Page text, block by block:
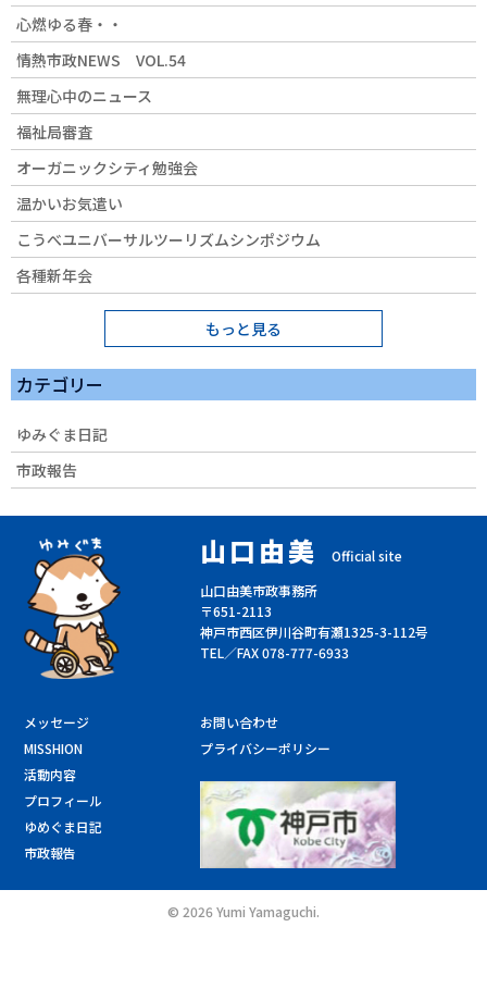
心燃ゆる春・・
情熱市政NEWS VOL.54
無理心中のニュース
福祉局審査
オーガニックシティ勉強会
温かいお気遣い
こうべユニバーサルツーリズムシンポジウム
各種新年会
もっと見る
カテゴリー
ゆみぐま日記
市政報告
山口由美
Official site
山口由美市政事務所
〒651-2113
神戸市西区伊川谷町有瀬1325-3-112号
TEL／FAX 078-777-6933
メッセージ
MISSHION
活動内容
プロフィール
ゆめぐま日記
市政報告
お問い合わせ
プライバシーポリシー
© 2026 Yumi Yamaguchi.